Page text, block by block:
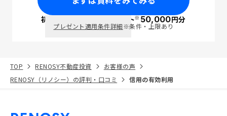
初回面談で ポイント※50,000円分
プレゼント適用条件詳細※条件・上限あり
TOP RENOSY不動産投資
お客様の声
RENOSY（リノシー）の評判・口コミ
信用の有効利用